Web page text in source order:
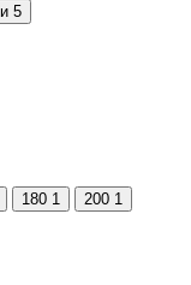
5
180 1 200 1